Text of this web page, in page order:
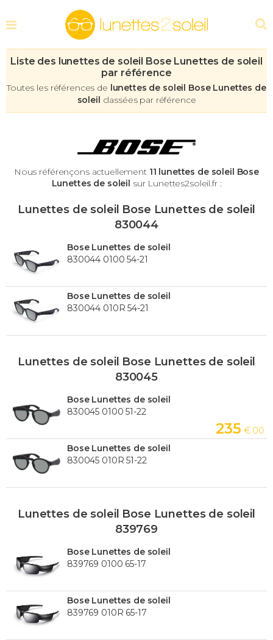
Liste des lunettes de soleil Bose Lunettes de soleil
par référence
Toutes les références de lunettes de soleil Bose Lunettes de
soleil classées par référence
Nous référençons actuellement 11 lunettes de soleil Bose
Lunettes de soleil sur Lunettes2soleil.fr :
Lunettes de soleil Bose Lunettes de soleil
830044
Bose Lunettes de soleil
830044 0100 54-21
Bose Lunettes de soleil
830044 010R 54-21
Lunettes de soleil Bose Lunettes de soleil
830045
Bose Lunettes de soleil
830045 0100 51-22
235 € 00
Bose Lunettes de soleil
830045 010R 51-22
Lunettes de soleil Bose Lunettes de soleil
839769
Bose Lunettes de soleil
839769 0100 65-17
Bose Lunettes de soleil
839769 010R 65-17